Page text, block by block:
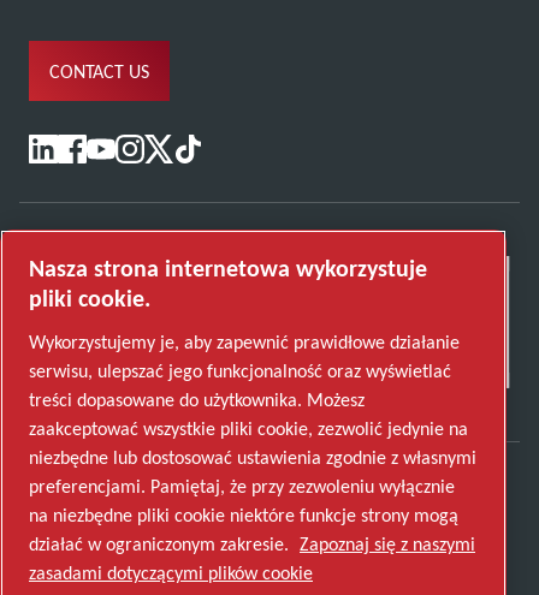
CONTACT US
Odkryj, w jaki sposób Grupa Atlas Copco tworzy
technologię, która zmienia przyszłość.
Odwiedź stronę internetową Grupy Atlas Copco
Nasza strona internetowa wykorzystuje
pliki cookie.
Wykorzystujemy je, aby zapewnić prawidłowe działanie
serwisu, ulepszać jego funkcjonalność oraz wyświetlać
treści dopasowane do użytkownika. Możesz
zaakceptować wszystkie pliki cookie, zezwolić jedynie na
niezbędne lub dostosować ustawienia zgodnie z własnymi
preferencjami. Pamiętaj, że przy zezwoleniu wyłącznie
na niezbędne pliki cookie niektóre funkcje strony mogą
działać w ograniczonym zakresie. Zapoznaj się z naszymi
zasadami dotyczącymi plików cookie